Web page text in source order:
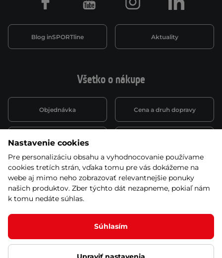
Ľutujeme, ale tento produkt už nie je zaradený v
Všetko o nákupe
Objednávka Cena a druh dopravy
Spôsob platby
Montáž a servis Reklamácie a záruka
Kariéra
Blog inSPORTline Aktuality
Facebook Youtube Instagram LinkedIn
Nastavenie cookies
Pre personalizáciu obsahu a vyhodnocovanie používame
cookies tretích strán, vďaka tomu pre vás dokážeme na
webe aj mimo neho zobrazovať relevantnejšie ponuky
našich produktov. Zber týchto dát nezapneme, pokiaľ nám
k tomu nedáte súhlas.
Súhlasím